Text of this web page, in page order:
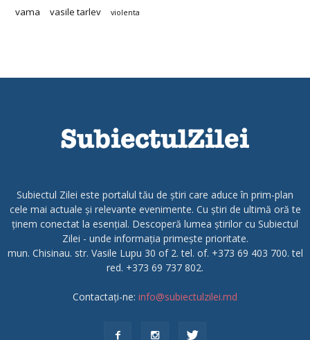
vama vasile tarlev violenta
Subiectul Zilei este portalul tău de știri care aduce în prim-plan
cele mai actuale și relevante evenimente. Cu știri de ultimă oră te
ținem conectat la esențial. Descoperă lumea știrilor cu Subiectul
Zilei - unde informația primește prioritate.
mun. Chisinau. str. Vasile Lupu 30 of 2. tel. of. +373 69 403 700. tel
red. +373 69 737 802.
Contactați-ne: info@subiectulzilei.md